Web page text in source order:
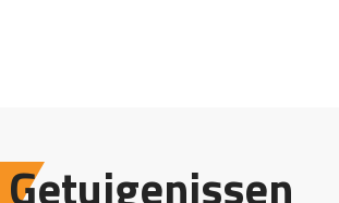
Getuigenissen